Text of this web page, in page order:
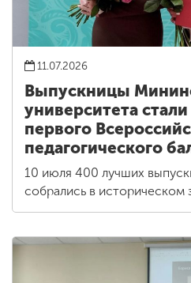
11.07.2026
Выпускницы
университета
первого
педагогического
10 июля 400 лучших
собрались в историческом